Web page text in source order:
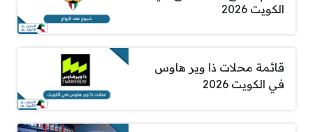
الكويت 2026
قائمة محلات ذا وير هاوس
في الكويت 2026